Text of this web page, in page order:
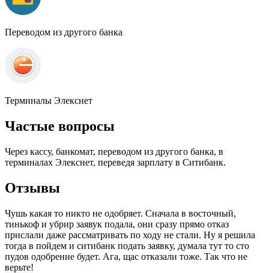
Переводом из другого банка
Терминалы Элекснет
Частые вопросы
Через кассу, банкомат, переводом из другого банка, в
терминалах Элекснет, переведя зарплату в Ситибанк.
Отзывы
Чушь какая то никто не одобряет. Сначала в восточный,
тинькоф и убрир заявук подала, они сразу прямо отказ
прислали даже рассматривать по ходу не стали. Ну я решила
тогда в пойдем и ситибанк подать заявку, думала тут то сто
пудов одобрение будет. Ага, щас отказали тоже. Так что не
верьте!